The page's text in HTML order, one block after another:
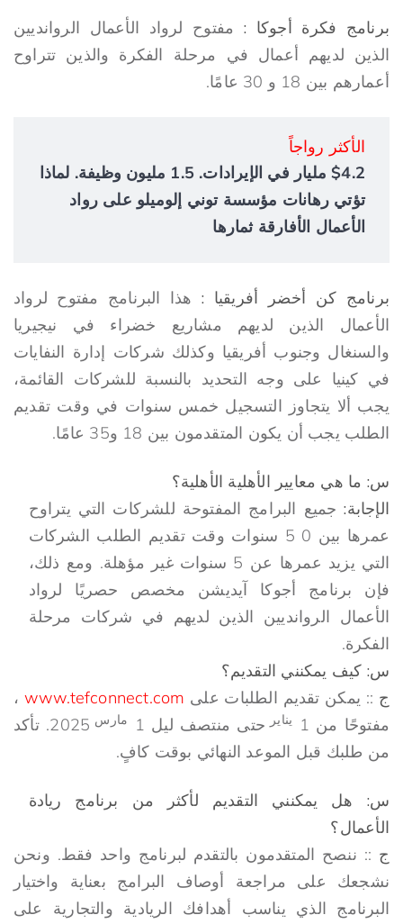
برنامج فكرة أجوكا : مفتوح لرواد الأعمال الروانديين
الذين لديهم أعمال في مرحلة الفكرة والذين تتراوح
أعمارهم بين 18 و 30 عامًا.
الأكثر رواجاً
$4.2 مليار في الإيرادات. 1.5 مليون وظيفة. لماذا
تؤتي رهانات مؤسسة توني إلوميلو على رواد
الأعمال الأفارقة ثمارها
برنامج كن أخضر أفريقيا : هذا البرنامج مفتوح لرواد
الأعمال الذين لديهم مشاريع خضراء في نيجيريا
والسنغال وجنوب أفريقيا وكذلك شركات إدارة النفايات
في كينيا على وجه التحديد بالنسبة للشركات القائمة،
يجب ألا يتجاوز التسجيل خمس سنوات في وقت تقديم
الطلب يجب أن يكون المتقدمون بين 18 و35 عامًا.
س: ما هي معايير الأهلية الأهلية؟
الإجابة: جميع البرامج المفتوحة للشركات التي يتراوح
عمرها بين 0 5 سنوات وقت تقديم الطلب الشركات
التي يزيد عمرها عن 5 سنوات غير مؤهلة. ومع ذلك،
فإن برنامج أجوكا آيديشن مخصص حصريًا لرواد
الأعمال الروانديين الذين لديهم في شركات مرحلة
الفكرة.
س: كيف يمكنني التقديم؟
ج :: يمكن تقديم الطلبات على www.tefconnect.com ،
مفتوحًا من 1
يناير حتى منتصف ليل 1 مارس
2025. تأكد
من طلبك قبل الموعد النهائي بوقت كافٍ.
س: هل يمكنني التقديم لأكثر من برنامج ريادة
الأعمال؟
ج :: ننصح المتقدمون بالتقدم لبرنامج واحد فقط. ونحن
نشجعك على مراجعة أوصاف البرامج بعناية واختيار
البرنامج الذي يناسب أهدافك الريادية والتجارية على